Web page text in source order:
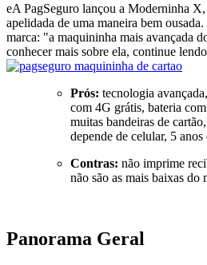
eA PagSeguro lançou a Moderninha
apelidada de uma maneira bem
marca: "a maquininha mais avançada
conhecer mais sobre ela, continue
Prós: tecnologia
com 4G grátis, bateria
muitas bandeiras de
depende de celular, 5 anos
Contras: não imprime
não são as mais baixas do
Panorama Geral